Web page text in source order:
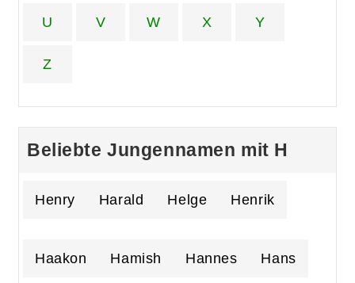
U V W X Y
Z
Beliebte Jungennamen mit H
Henry Harald Helge Henrik
Haakon Hamish Hannes Hans